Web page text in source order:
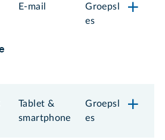
E-mail
Groepsl
es
Tablet &
smartphone
Groepsl
es